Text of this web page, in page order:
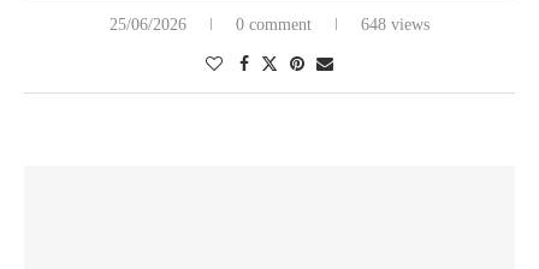
25/06/2026 0 comment 648 views